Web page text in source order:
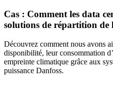
Cas : Comment les data
solutions de répartition de
Découvrez comment nous avons
disponibilité, leur consommation
empreinte climatique grâce aux
puissance Danfoss.